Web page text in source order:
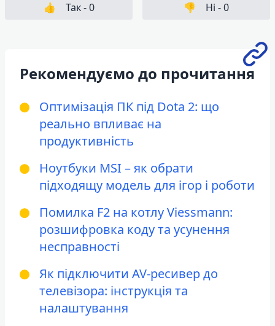
👍 Так -0 👎 Ні -0
Рекомендуємо до прочитання
Оптимізація ПК під Dota 2: що
реально впливає на
продуктивність
Ноутбуки MSI – як обрати
підходящу модель для ігор і роботи
Помилка F2 на котлу Viessmann:
розшифровка коду та усунення
несправності
Як підключити AV-ресивер до
телевізора: інструкція та
налаштування